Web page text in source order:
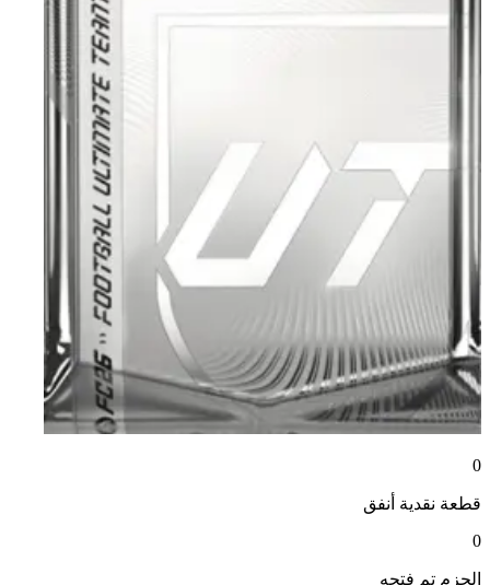
0
قطعة نقدية أنفق
0
الحزم تم فتحه